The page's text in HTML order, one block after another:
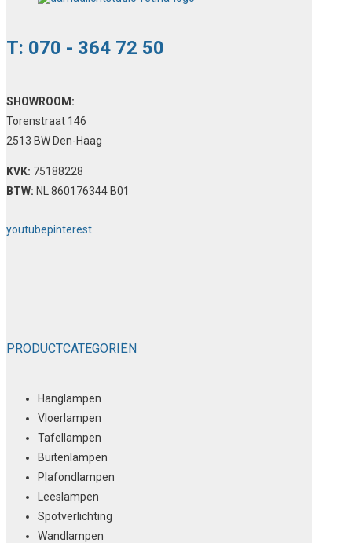
T: 070 - 364 72 50
SHOWROOM:
Torenstraat 146
2513 BW Den-Haag
KVK: 75188228
BTW: NL 860176344 B01
youtubepinterest
PRODUCTCATEGORIËN
Hanglampen
Vloerlampen
Tafellampen
Buitenlampen
Plafondlampen
Leeslampen
Spotverlichting
Wandlampen